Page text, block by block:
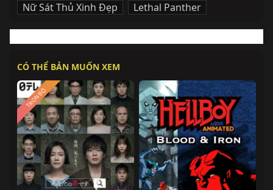
Nữ Sát Thủ Xinh Đẹp , Lethal Panther
CÓ THỂ BẢN MUỐN XEM
TRỌN BỘ